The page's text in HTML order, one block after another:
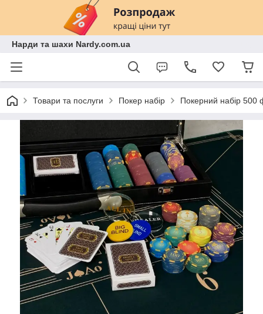
Нарди та шахи Nardy.com.ua
Товари та послуги Покер набір Покерний набір 500